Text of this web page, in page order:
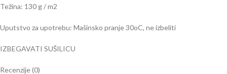
Težina: 130 g / m2
Uputstvo za upotrebu: Mašinsko pranje 30oC, ne izbeliti
IZBEGAVATI SUŠILICU
Recenzije (0)